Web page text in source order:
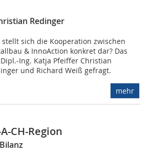
Redinger
stellt sich die Kooperation zwischen
& InnoAction konkret dar? Das
Ing. Katja Pfeiffer Christian
und Richard Weiß gefragt.
mehr
CH-Region